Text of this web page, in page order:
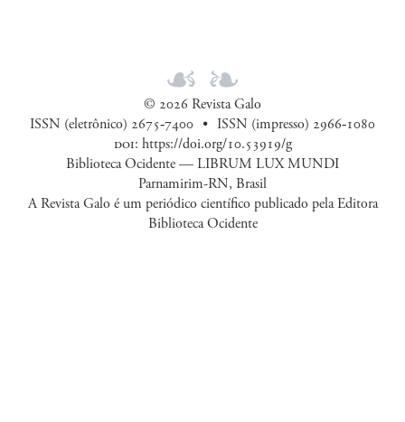
© 2026 Revista Galo
ISSN (eletrônico) 2675‑7400
ISSN (impresso) 2966‑1080
doi: https://doi.org/10.53919/g
Biblioteca Ocidente — LIBRUM LUX MUNDI
Parnamirim-RN, Brasil
A Revista Galo é um periódico científico publicado pela Editora
Biblioteca Ocidente